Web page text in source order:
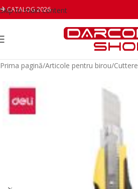
Skip to main content
CATALOG 2026
Prima pagină/Articole pentru birou/Cuttere